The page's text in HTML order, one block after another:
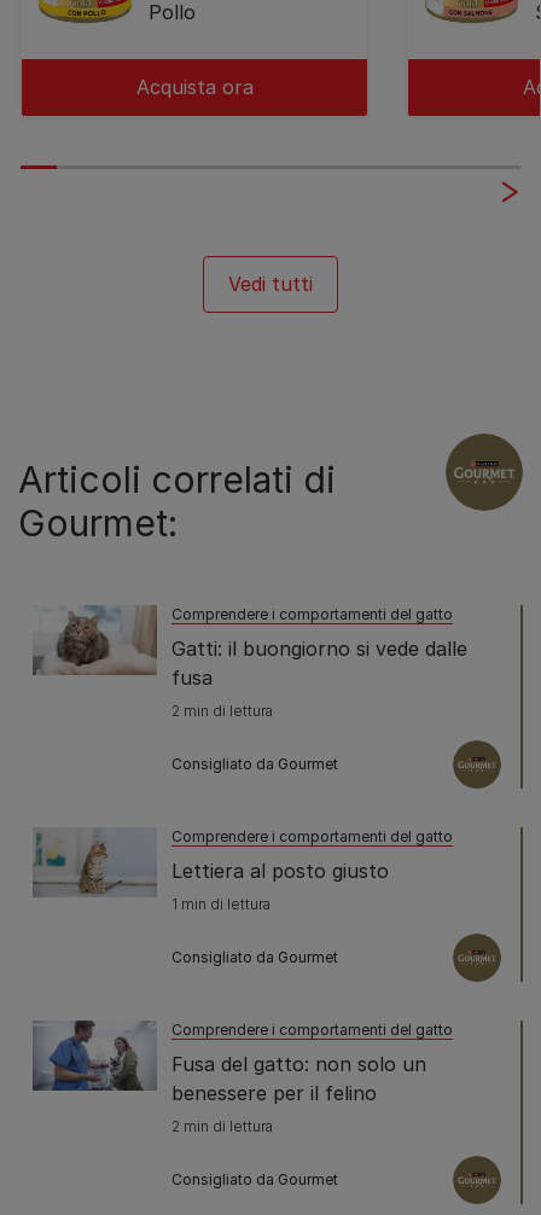
Pollo
Acquista ora
Vedi tutti
Articoli correlati di
Gourmet:
Comprendere i comportamenti del gatto
Gatti: il buongiorno si vede dalle
fusa
2 min di lettura
Consigliato da Gourmet
Comprendere i comportamenti del gatto
Lettiera al posto giusto
1 min di lettura
Consigliato da Gourmet
Comprendere i comportamenti del gatto
Fusa del gatto: non solo un
benessere per il felino
2 min di lettura
Consigliato da Gourmet